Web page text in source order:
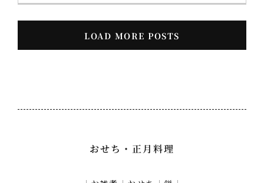
LOAD MORE POSTS
おせち・正月料理